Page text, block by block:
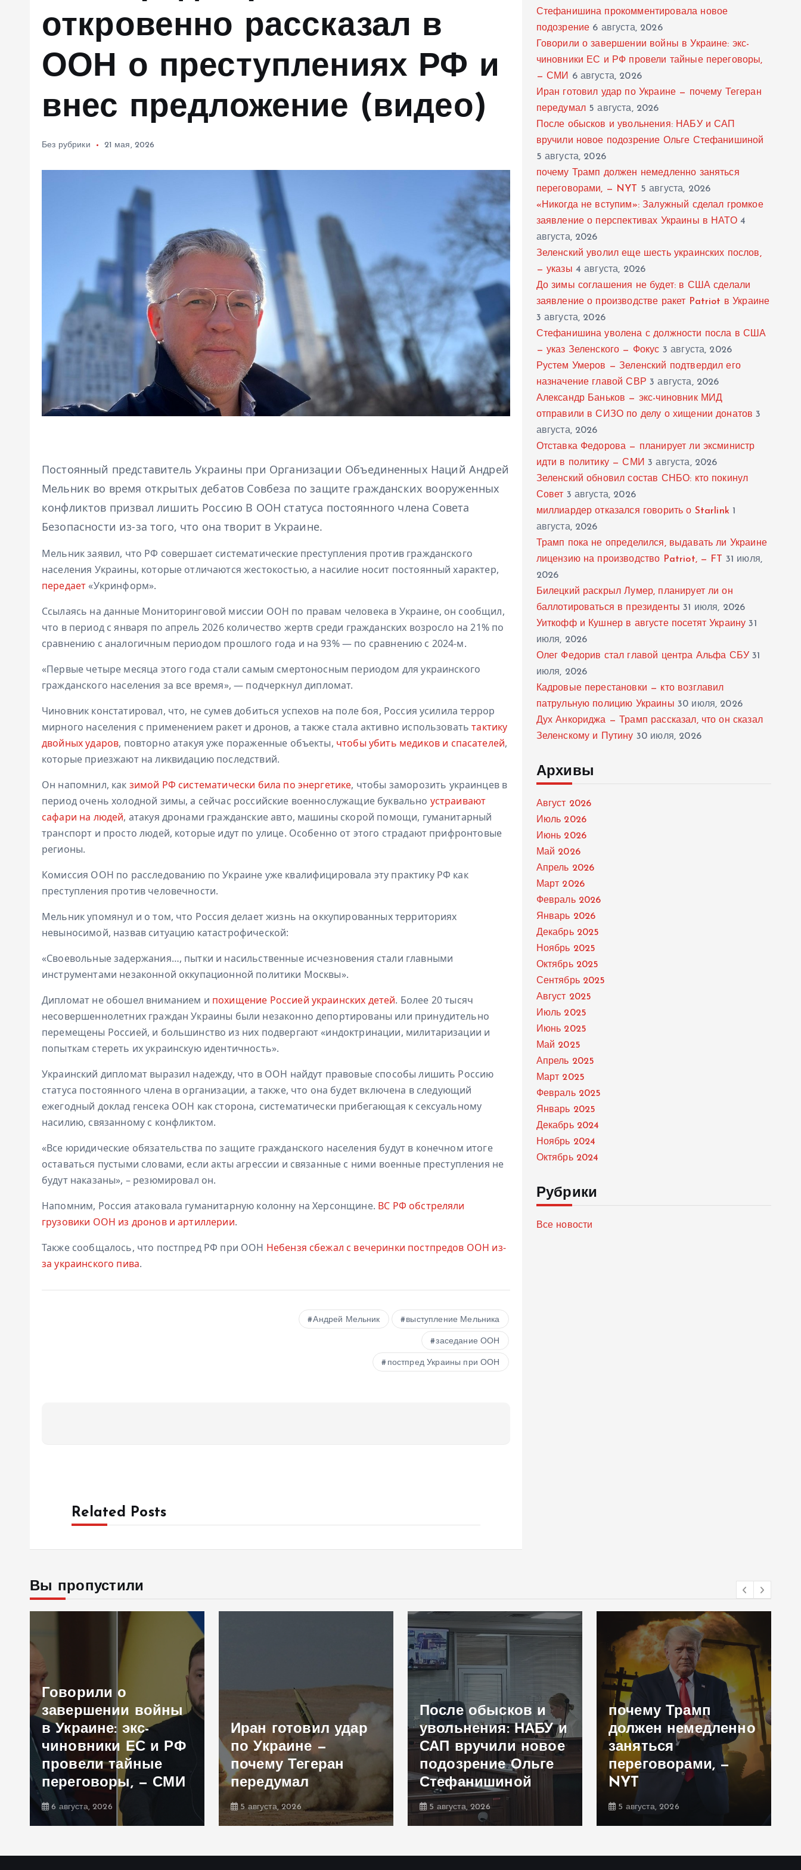
откровенно рассказал в
ООН о преступлениях РФ и
внес предложение (видео)
Без рубрики 21 мая, 2026
Постоянный представитель Украины при Организации Объединенных Наций Андрей
Мельник во время открытых дебатов Совбеза по защите гражданских вооруженных
конфликтов призвал лишить Россию В ООН статуса постоянного члена Совета
Безопасности из-за того, что она творит в Украине.
Мельник заявил, что РФ совершает систематические преступления против гражданского
населения Украины, которые отличаются жестокостью, а насилие носит постоянный характер,
передает«Укринформ».
Ссылаясь на данные Мониторинговой миссии ООН по правам человека в Украине, он сообщил,
что в период с января по апрель 2026 количество жертв среди гражданских возросло на 21% по
сравнению с аналогичным периодом прошлого года и на 93% — по сравнению с 2024-м.
«Первые четыре месяца этого года стали самым смертоносным периодом для украинского
гражданского населения за все время», — подчеркнул дипломат.
Чиновник констатировал, что, не сумев добиться успехов на поле боя, Россия усилила террор
мирного населения с применением ракет и дронов, а также стала активно использоватьтактику
двойных ударов, повторно атакуя уже пораженные объекты, чтобы убить медиков и спасателей,
которые приезжают на ликвидацию последствий.
Он напомнил, как зимой РФ систематически била по энергетике, чтобы заморозить украинцев в
период очень холодной зимы, а сейчас российские военнослужащие буквально устраивают
сафари на людей, атакуя дронами гражданские авто, машины скорой помощи, гуманитарный
транспорт и просто людей, которые идут по улице. Особенно от этого страдают прифронтовые
регионы.
Комиссия ООН по расследованию по Украине уже квалифицировала эту практику РФ как
преступления против человечности.
Мельник упомянул и о том, что Россия делает жизнь на оккупированных территориях
невыносимой, назвав ситуацию катастрофической:
«Своевольные задержания…, пытки и насильственные исчезновения стали главными
инструментами незаконной оккупационной политики Москвы».
Дипломат не обошел вниманием и похищение Россией украинских детей. Более 20 тысяч
несовершеннолетних граждан Украины были незаконно депортированы или принудительно
перемещены Россией, и большинство из них подвергают «индоктринации, милитаризации и
попыткам стереть их украинскую идентичность».
Украинский дипломат выразил надежду, что в ООН найдут правовые способы лишить Россию
статуса постоянного члена в организации, а также, что она будет включена в следующий
ежегодный доклад генсека ООН как сторона, систематически прибегающая к сексуальному
насилию, связанному с конфликтом.
«Все юридические обязательства по защите гражданского населения будут в конечном итоге
оставаться пустыми словами, если акты агрессии и связанные с ними военные преступления не
будут наказаны», – резюмировал он.
Напомним, Россия атаковала гуманитарную колонну на Херсонщине. ВС РФ обстреляли
грузовики ООН из дронов и артиллерии.
Также сообщалось, что постпред РФ при ООН Небензя сбежал с вечеринки постпредов ООН из-
за украинского пива.
Андрей Мельник выступление Мельника
заседание ООН
постпред Украины при ООН
Related Posts
Стефанишина прокомментировала новое
подозрение 6 августа, 2026
Говорили о завершении войны в Украине: экс-
чиновники ЕС и РФ провели тайные переговоры,
— СМИ 6 августа, 2026
Иран готовил удар по Украине — почему Тегеран
передумал 5 августа, 2026
После обысков и увольнения: НАБУ и САП
вручили новое подозрение Ольге Стефанишиной
5 августа, 2026
почему Трамп должен немедленно заняться
переговорами, — NYT
5 августа, 2026
«Никогда не вступим»: Залужный сделал громкое
заявление о перспективах Украины в НАТО 4
августа, 2026
Зеленский уволил еще шесть украинских послов,
— указы 4 августа, 2026
До зимы соглашения не будет: в США сделали
заявление о производстве ракет Patriot в Украине
3 августа, 2026
Стефанишина уволена с должности посла в США
— указ Зеленского — Фокус 3 августа, 2026
Рустем Умеров — Зеленский подтвердил его
назначение главой СВР 3 августа, 2026
Александр Баньков — экс-чиновник МИД
отправили в СИЗО по делу о хищении донатов 3
августа, 2026
Отставка Федорова — планирует ли эксминистр
идти в политику — СМИ 3 августа, 2026
Зеленский обновил состав СНБО: кто покинул
Совет 3 августа, 2026
миллиардер отказался говорить о Starlink 1
августа, 2026
Трамп пока не определился, выдавать ли Украине
лицензию на производство Patriot, — FT
31 июля,
2026
Билецкий раскрыл Лумер, планирует ли он
баллотироваться в президенты 31 июля, 2026
Уиткофф и Кушнер в августе посетят Украину 31
июля, 2026
Олег Федорив стал главой центра Альфа СБУ 31
июля, 2026
Кадровые перестановки — кто возглавил
патрульную полицию Украины 30 июля, 2026
Дух Анкориджа — Трамп рассказал, что он сказал
Зеленскому и Путину 30 июля, 2026
Архивы
Август 2026
Июль 2026
Июнь 2026
Май 2026
Апрель 2026
Март 2026
Февраль 2026
Январь 2026
Декабрь 2025
Ноябрь 2025
Октябрь 2025
Сентябрь 2025
Август 2025
Июль 2025
Июнь 2025
Май 2025
Апрель 2025
Март 2025
Февраль 2025
Январь 2025
Декабрь 2024
Ноябрь 2024
Октябрь 2024
Рубрики
Все новости
Вы пропустили
Говорили о
завершении войны
в Украине: экс-
чиновники ЕС и РФ
провели тайные
переговоры, — СМИ
6 августа, 2026
Иран готовил удар
по Украине —
почему Тегеран
передумал
5 августа, 2026
После обысков и
увольнения: НАБУ и
САП вручили новое
подозрение Ольге
Стефанишиной
5 августа, 2026
почему Трамп
должен немедленно
заняться
переговорами, —
NYT
5 августа, 2026